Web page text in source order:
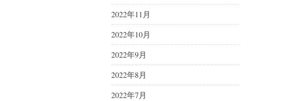
2022年11月
2022年10月
2022年9月
2022年8月
2022年7月